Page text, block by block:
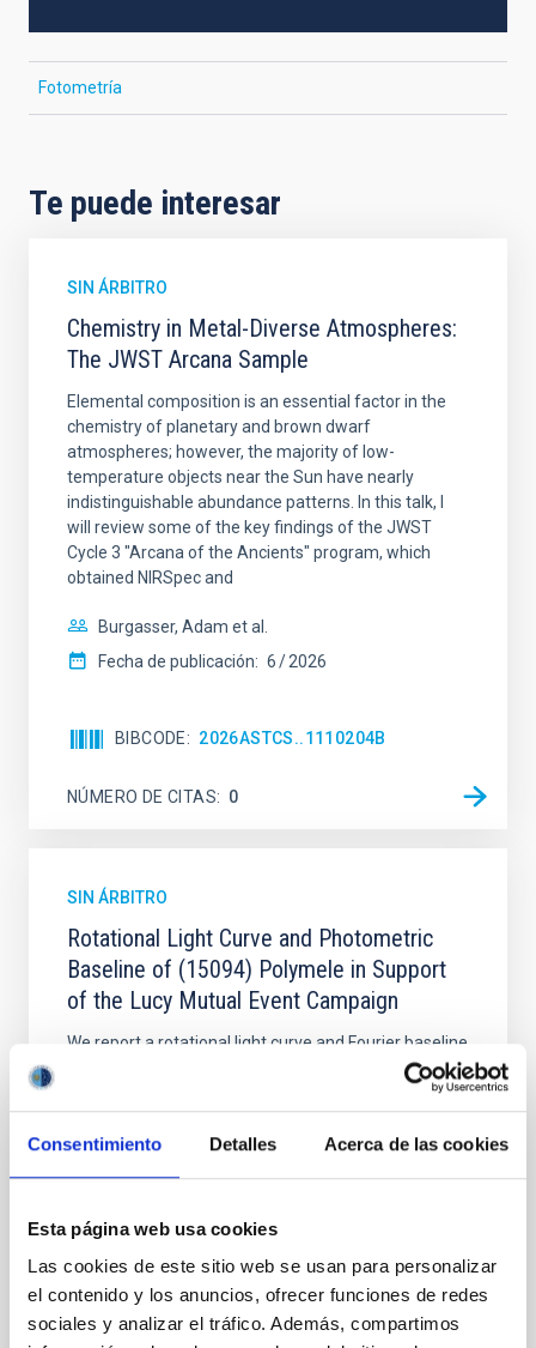
Consentimiento Detalles Acerca de las cookies
Esta página web usa cookies
Las cookies de este sitio web se usan para personalizar
el contenido y los anuncios, ofrecer funciones de redes
sociales y analizar el tráfico. Además, compartimos
Fotometría
Te puede interesar
SIN ÁRBITRO
Chemistry in Metal-Diverse Atmospheres:
The JWST Arcana Sample
Elemental composition is an essential factor in the
chemistry of planetary and brown dwarf
atmospheres; however, the majority of low-
temperature objects near the Sun have nearly
indistinguishable abundance patterns. In this talk, I
will review some of the key findings of the JWST
Cycle 3 "Arcana of the Ancients" program, which
obtained NIRSpec and
Burgasser, Adam et al.
Fecha de publicación: 6 2026
BIBCODE 2026ASTCS..1110204B
NÚMERO DE CITAS 0
SIN ÁRBITRO
Rotational Light Curve and Photometric
Baseline of (15094) Polymele in Support
of the Lucy Mutual Event Campaign
We report a rotational light curve and Fourier baseline
model for the Jupiter Trojan (15094) Polymele, a
primary target of the NASA Lucy mission, obtained
on 2026 May 19─20 and May 21─22 UT with the
Two-meter Twin Telescope (TTT). Phase-Dispersion
Alarcon, Miguel R. et al.
Fecha de publicación: 5 2026